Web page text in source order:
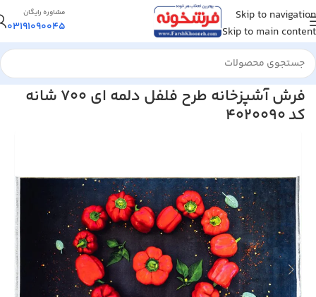
Skip to navigation
Skip to main content
مشاوره رایگان
03191090045
خانه/فرش مدرن و فانتزی
فرش آشپزخانه طرح فلفل دلمه ای 700 شانه
کد 4020090